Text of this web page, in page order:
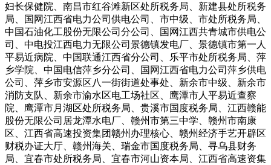
妇长保健院、南昌市红谷滩新区处所税务局、新建县处所税务
局、国网江西省电力公司供电公司、市中级、市处所税务局、
中国石油化工股份无限公司分公司、国网江西共青城市供电公
司、中电投江西电力无限公司景德镇发电厂、景德镇市第一人
平易近病院、中国联通江西省分公司、乐平市处所税务局、萍
乡学院、中国电信萍乡分公司、国网江西省电力公司萍乡供电
公司、萍乡市安源区八一街街道处事处、新余市中级、新余市
消防支队、新余市渝水区电工场社区、鹰潭市人平易近查察
院、鹰潭市月湖区处所税务局、贵溪市国度税务局、江西赣能
股份无限公司居龙潭水电厂、赣州市第三中学、赣州市南康
区、江西省高速投资集团赣州办理核心、赣州经济手艺开辟区
财税办证大厅、赣州海关、瑞金市国度税务局、寻乌县财务
局、宜春市处所税务局、宜春市河山资本局、江西省高速资集